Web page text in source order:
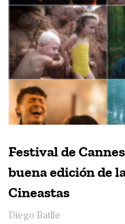
Festival de
buena edición de
Cineastas
Diego Batlle